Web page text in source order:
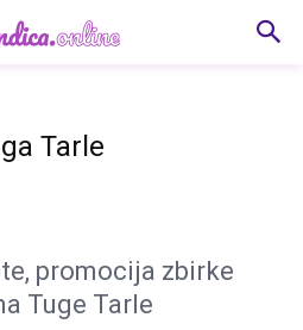
Tarle
promocija zbirke
Tuge Tarle